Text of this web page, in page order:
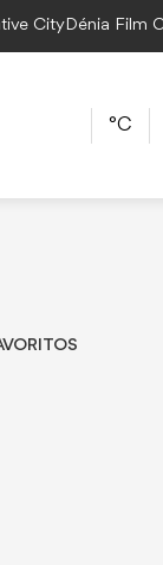
CityDénia Film
°C